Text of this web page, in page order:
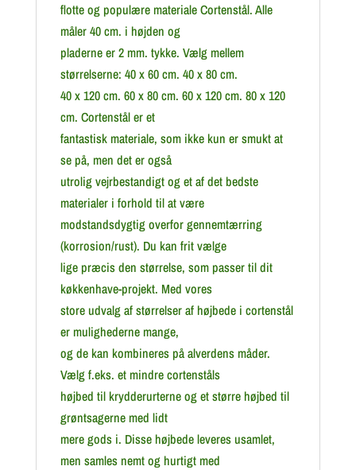
flotte og populære materiale Cortenstål. Alle
måler 40 cm. i højden og
pladerne er 2 mm. tykke. Vælg mellem
størrelserne: 40 x 60 cm. 40 x 80 cm.
40 x 120 cm. 60 x 80 cm. 60 x 120 cm. 80 x 120
cm. Cortenstål er et
fantastisk materiale, som ikke kun er smukt at
se på, men det er også
utrolig vejrbestandigt og et af det bedste
materialer i forhold til at være
modstandsdygtig overfor gennemtærring
(korrosion/rust). Du kan frit vælge
lige præcis den størrelse, som passer til dit
køkkenhave-projekt. Med vores
store udvalg af størrelser af højbede i cortenstål
er mulighederne mange,
og de kan kombineres på alverdens måder.
Vælg f.eks. et mindre cortenståls
højbed til krydderurterne og et større højbed til
grøntsagerne med lidt
mere gods i. Disse højbede leveres usamlet,
men samles nemt og hurtigt med